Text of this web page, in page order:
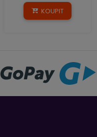
KOUPIT